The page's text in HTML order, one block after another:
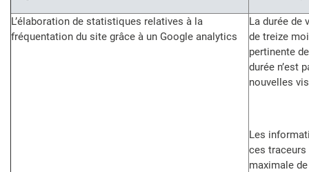
L’élaboration de statistiques relatives à la
fréquentation du site grâce à un Google analytics
La durée de
de treize
pertinente
durée n’est
nouvelles
Les
ces traceurs
maximale